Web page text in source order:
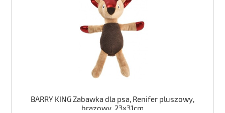
BARRY KING Zabawka dla psa, Renifer pluszowy,
brązowy, 23x31cm